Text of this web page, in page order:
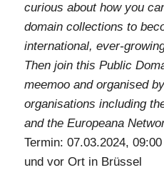
curious about how you
domain collections to
international, ever-
Then join this Public
meemoo and organised
organisations including
and the Europeana
Termin: 07.03.2024,
und vor Ort in Brüssel